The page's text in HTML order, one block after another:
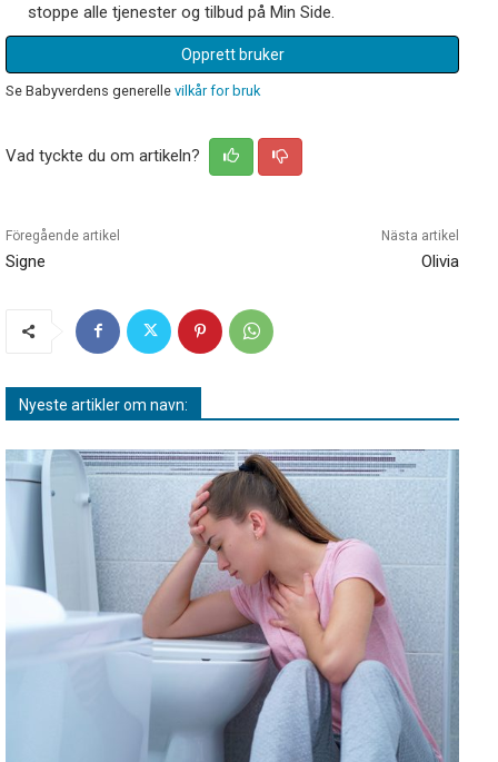
stoppe alle tjenester og tilbud på Min Side.
Opprett bruker
Se Babyverdens generelle vilkår for bruk
Vad tyckte du om artikeln?
Föregående artikel
Signe
Nästa artikel
Olivia
Nyeste artikler om navn: